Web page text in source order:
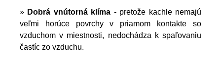
» Dobrá vnútorná klíma - pretože kachle nemajú
veľmi horúce povrchy v priamom kontakte so
vzduchom v miestnosti, nedochádza k spaľovaniu
častíc zo vzduchu.